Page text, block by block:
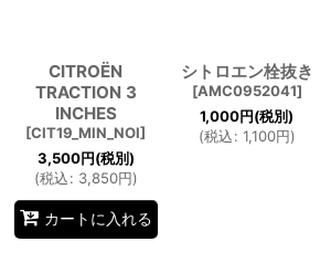
CITROËN
TRACTION 3
INCHES
[CIT19_MIN_NOI]
3,500円(税別)
(税込: 3,850円)
カートに入れる
シトロエン栓抜き
[AMC0952041]
1,000円(税別)
(税込: 1,100円)